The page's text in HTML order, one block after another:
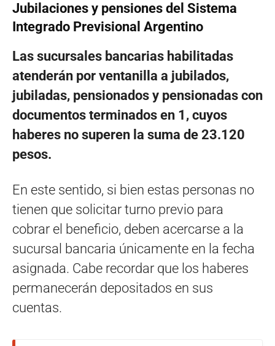
Jubilaciones y pensiones del Sistema
Integrado Previsional Argentino
Las sucursales bancarias habilitadas
atenderán por ventanilla a jubilados,
jubiladas, pensionados y pensionadas con
documentos terminados en 1, cuyos
haberes no superen la suma de 23.120
pesos.
En este sentido, si bien estas personas no
tienen que solicitar turno previo para
cobrar el beneficio, deben acercarse a la
sucursal bancaria únicamente en la fecha
asignada. Cabe recordar que los haberes
permanecerán depositados en sus
cuentas.